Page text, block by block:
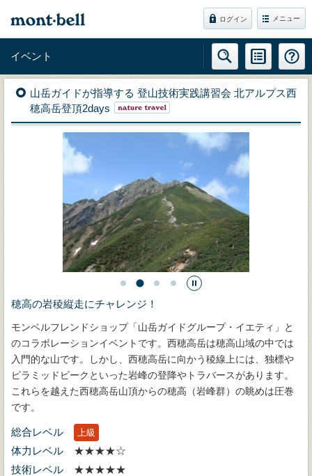
ログイン メニュー
イベント
山岳ガイドが指導する 登山技術実践講習会 北アルプス西
穂高岳登頂2days
穂高の岩稜縦走にチャレンジ！
モンベルフレンドショップ「山岳ガイドグループ・イエティ」と
のコラボレーションイベントです。西穂高岳は穂高山域の中では
入門的な山です。しかし、西穂高岳に向かう稜線上には、独標や
ピラミッドピークといった岩峰の登降やトラバースがあります。
これらを越えた西穂高岳山頂からの穂高（岩峰群）の眺めは圧巻
です。
総合レベル 上級
体力レベル
★★★★☆
技術レベル
★★★★★